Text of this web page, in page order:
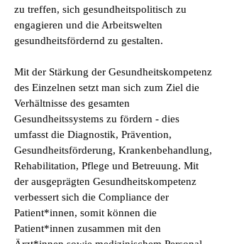
zu treffen, sich gesundheitspolitisch zu
engagieren und die Arbeitswelten
gesundheitsfördernd zu gestalten.
Mit der Stärkung der Gesundheitskompetenz
des Einzelnen setzt man sich zum Ziel die
Verhältnisse des gesamten
Gesundheitssystems zu fördern - dies
umfasst die Diagnostik, Prävention,
Gesundheitsförderung, Krankenbehandlung,
Rehabilitation, Pflege und Betreuung. Mit
der ausgeprägten Gesundheitskompetenz
verbessert sich die Compliance der
Patient*innen, somit können die
Patient*innen zusammen mit den